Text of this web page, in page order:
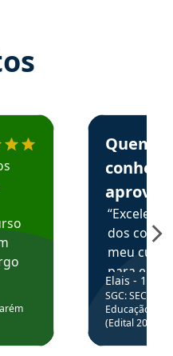
Aprova Concursos em
Estudante
Quem
aprova
dos
meu
para
colocar
através
de
Elais - 15/
SGC: SEC BA
Educação
(Edital